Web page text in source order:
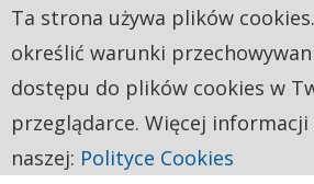
Ta strona używa plików
określić warunki
dostępu do plików cookies w
przeglądarce. Więcej informacji
naszej: Polityce Cookies